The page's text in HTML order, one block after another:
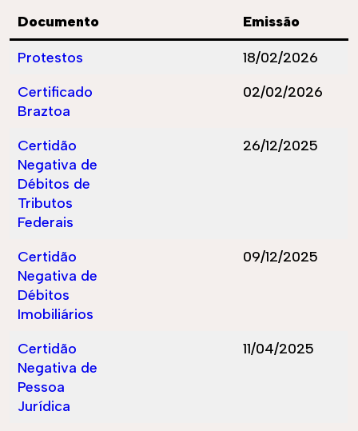
Roteiros
Documento Emissão
Protestos
18/02/2026
Certificado
Braztoa
02/02/2026
Certidão
Negativa de
Débitos de
Tributos
Federais
26/12/2025
Certidão
Negativa de
Débitos
Imobiliários
09/12/2025
Certidão
Negativa de
Pessoa
Jurídica
11/04/2025